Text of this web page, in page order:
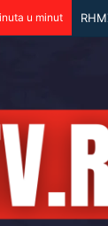
u minut